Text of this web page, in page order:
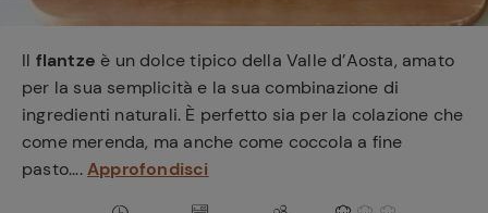
ricetta
il
Il flantze è un dolce tipico della Valle d’Aosta, amato
per la sua semplicità e la sua combinazione di
ingredienti naturali. È perfetto sia per la colazione che
come merenda, ma anche come coccola a fine
pasto.... Approfondisci